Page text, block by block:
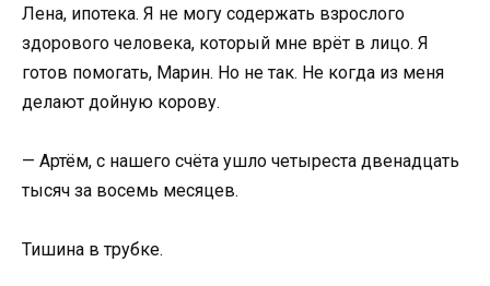
Лена, ипотека. Я не могу содержать взрослого
здорового человека, который мне врёт в лицо. Я
готов помогать, Марин. Но не так. Не когда из меня
делают дойную корову.
— Артём, с нашего счёта ушло четыреста двенадцать
тысяч за восемь месяцев.
Тишина в трубке.